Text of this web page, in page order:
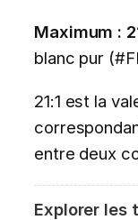
Maximum :
blanc pur
21:1 est la
entre deux
Explorer les